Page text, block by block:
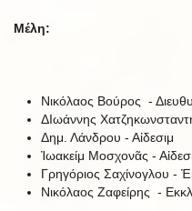
Μέλη:
Νικόλαος Βούρος -
ΔΙωάννης
Δημ. Λάνδρου - Αἰδεσιμ
Ἰωακείμ Μοσχονᾶς -
Γρηγόριος Σαχίνογλου -
Νικόλαος Ζαφείρης -